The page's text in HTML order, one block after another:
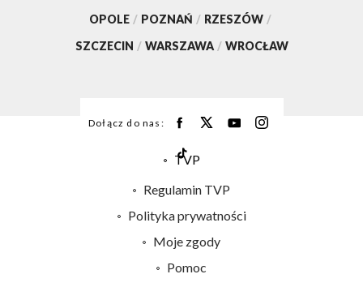
OPOLE / POZNAŃ / RZESZÓW /
SZCZECIN / WARSZAWA / WROCŁAW
Dołącz do nas:
TVP
Centrum informacji TVP
Naziemna Telewizja Cyfrowa
Regulamin TVP
Polityka prywatności
Moje zgody
Pomoc